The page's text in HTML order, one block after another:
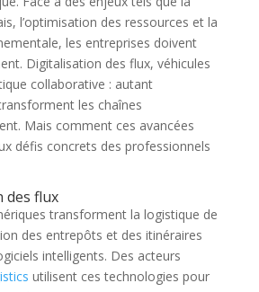
l’optimisation des ressources et la
les entreprises doivent
Digitalisation des flux, véhicules
collaborative : autant
les chaînes
Mais comment ces avancées
défis concrets des professionnels
des flux
transforment la logistique de
des entrepôts et des itinéraires
intelligents. Des acteurs
utilisent ces technologies pour